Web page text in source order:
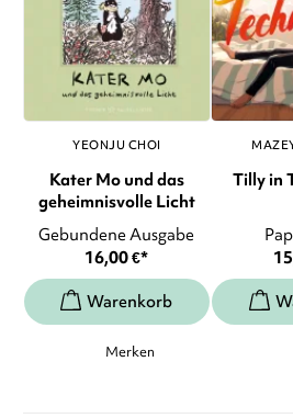
YEONJU CHOI
Kater Mo und das
geheimnisvolle Licht
Gebundene Ausgabe
16,00€*
Merken
Tilly in